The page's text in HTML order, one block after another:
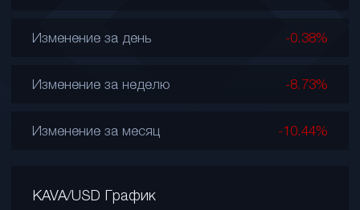
Изменение за день -0.38%
Изменение за неделю -8.73%
Изменение за месяц -10.44%
KAVA/USD График